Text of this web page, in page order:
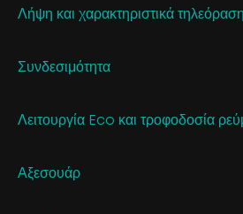
Λήψη και χαρακτηριστικά
Συνδεσιμότητα
Λειτουργία Eco και τροφοδοσία
Αξεσουάρ